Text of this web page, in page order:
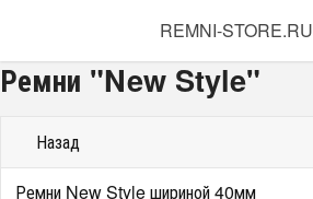
REMNI-STORE.RU
Ремни "New Style"
Назад
Ремни New Style шириной 40мм